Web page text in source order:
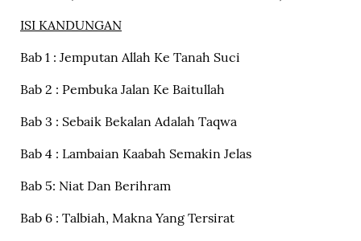
ISI KANDUNGAN
Bab 1 : Jemputan Allah Ke Tanah Suci
Bab 2 : Pembuka Jalan Ke Baitullah
Bab 3 : Sebaik Bekalan Adalah Taqwa
Bab 4 : Lambaian Kaabah Semakin Jelas
Bab 5: Niat Dan Berihram
Bab 6 : Talbiah, Makna Yang Tersirat